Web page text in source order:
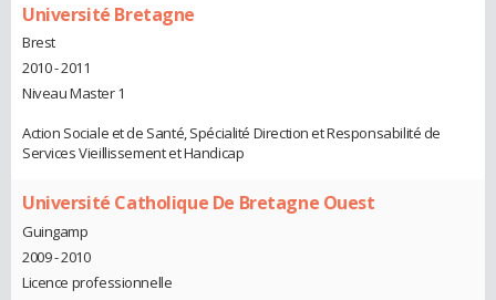
Université Bretagne
Brest
2010 - 2011
Niveau Master 1
Action Sociale et de Santé, Spécialité Direction et Responsabilité de
Services Vieillissement et Handicap
Université Catholique De Bretagne Ouest
Guingamp
2009 - 2010
Licence professionnelle